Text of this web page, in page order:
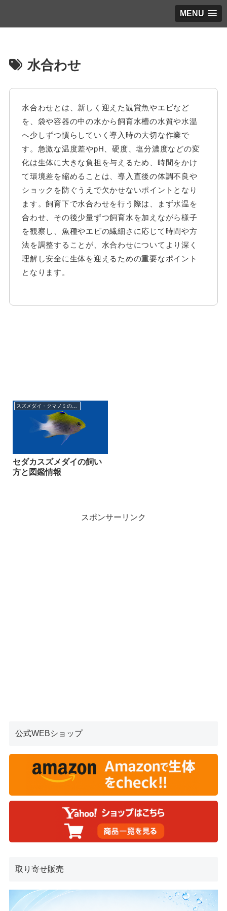
MENU
水合わせ
水合わせとは、新しく迎えた観賞魚やエビなど
を、袋や容器の中の水から飼育水槽の水質や水温
へ少しずつ慣らしていく導入時の大切な作業で
す。急激な温度差やpH、硬度、塩分濃度などの変
化は生体に大きな負担を与えるため、時間をかけ
て環境差を縮めることは、導入直後の体調不良や
ショックを防ぐうえで欠かせないポイントとなり
ます。飼育下で水合わせを行う際は、まず水温を
合わせ、その後少量ずつ飼育水を加えながら様子
を観察し、魚種やエビの繊細さに応じて時間や方
法を調整することが、水合わせについてより深く
理解し安全に生体を迎えるための重要なポイント
となります。
スズメダイ・クマノミの仲間
セダカスズメダイの飼い
方と図鑑情報
スポンサーリンク
公式WEBショップ
取り寄せ販売